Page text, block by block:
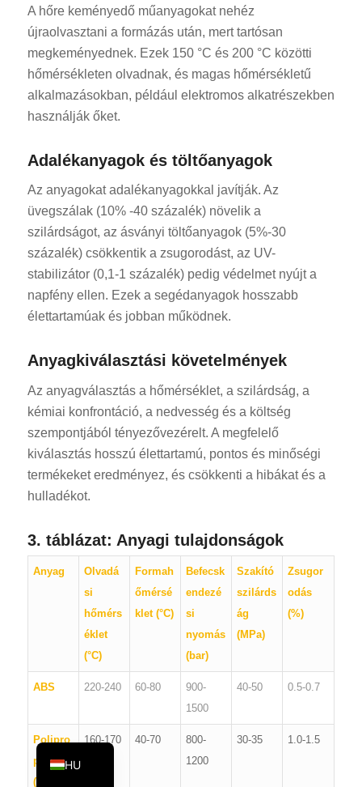
A hőre keményedő műanyagokat nehéz
újraolvasztani a formázás után, mert tartósan
megkeményednek. Ezek 150 °C és 200 °C közötti
hőmérsékleten olvadnak, és magas hőmérsékletű
alkalmazásokban, például elektromos alkatrészekben
használják őket.
Adalékanyagok és töltőanyagok
Az anyagokat adalékanyagokkal javítják. Az
üvegszálak (10% -40 százalék) növelik a
szilárdságot, az ásványi töltőanyagok (5%-30
százalék) csökkentik a zsugorodást, az UV-
stabilizátor (0,1-1 százalék) pedig védelmet nyújt a
napfény ellen. Ezek a segédanyagok hosszabb
élettartamúak és jobban működnek.
Anyagkiválasztási követelmények
Az anyagválasztás a hőmérséklet, a szilárdság, a
kémiai konfrontáció, a nedvesség és a költség
szempontjából tényezővezérelt. A megfelelő
kiválasztás hosszú élettartamú, pontos és minőségi
termékeket eredményez, és csökkenti a hibákat és a
hulladékot.
3. táblázat: Anyagi tulajdonságok
Anyag
Olvadá
si
hőmérs
éklet
(°C)
Formah
őmérsé
klet (°C)
Befecsk
endezé
si
nyomás
(bar)
Szakító
szilárds
ág
(MPa)
Zsugor
odás
(%)
ABS 220-240 60-80
900-
1500
40-50 0.5-0.7
Polipro
pilén
(PP)
160-170 40-70
800-
1200
30-35 1.0-1.5
HU
EN
ES
JA
PT
CS
DA
NB
SV
RO
ES_MX